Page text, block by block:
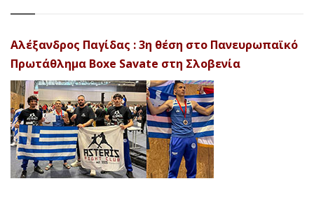
Αλέξανδρος Παγίδας : 3η θέση στο Πανευρωπαϊκό
Πρωτάθλημα Boxe Savate στη Σλοβενία